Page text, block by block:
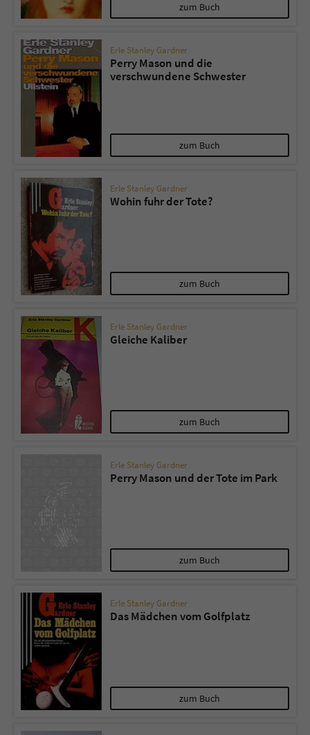
zum Buch
Erle Stanley Gardner
Perry Mason und die
verschwundene Schwester
zum Buch
Erle Stanley Gardner
Wohin fuhr der Tote?
zum Buch
Erle Stanley Gardner
Gleiche Kaliber
zum Buch
Erle Stanley Gardner
Perry Mason und der Tote im Park
zum Buch
Erle Stanley Gardner
Das Mädchen vom Golfplatz
zum Buch